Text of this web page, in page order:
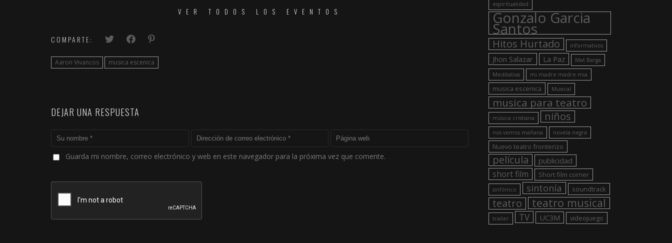
VER TODOS LOS EVENTOS
COMPARTE:
Aaron Vivancos musica escenica
DEJAR UNA RESPUESTA
Guarda mi nombre, correo electrónico y web en este navegador para la próxima vez que comente.
espiritualidad
Gonzalo Garcia
Santos
Hitos Hurtado informativos
Jhon Salazar La Paz Mat Barga
Meditativa mi madre madre mia
musica escenica Musical
musica para teatro
música cristiana niños
nos vemos mañana novela negra
Nuevo teatro fronterizo
película publicidad
short film Short film corner
sinfónico sintonía soundtrack
teatro teatro musical
trailer TV UC3M videojuego